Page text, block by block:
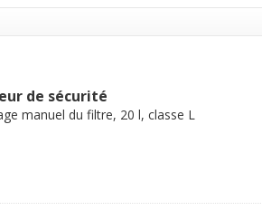
de sécurité
manuel du filtre, 20 l, classe L